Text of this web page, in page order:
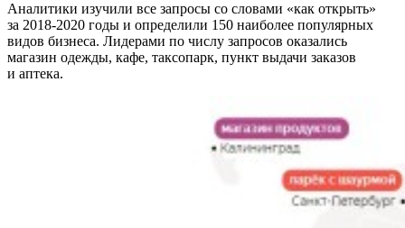
Аналитики изучили все запросы со словами «как открыть»
за 2018-2020 годы и определили 150 наиболее популярных
видов бизнеса. Лидерами по числу запросов оказались
магазин одежды, кафе, таксопарк, пункт выдачи заказов
и аптека.